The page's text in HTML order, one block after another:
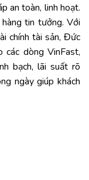
an toàn, linh hoạt.
tin tưởng. Với
chính tài sản, Đức
các dòng VinFast,
bạch, lãi suất rõ
ngày giúp khách